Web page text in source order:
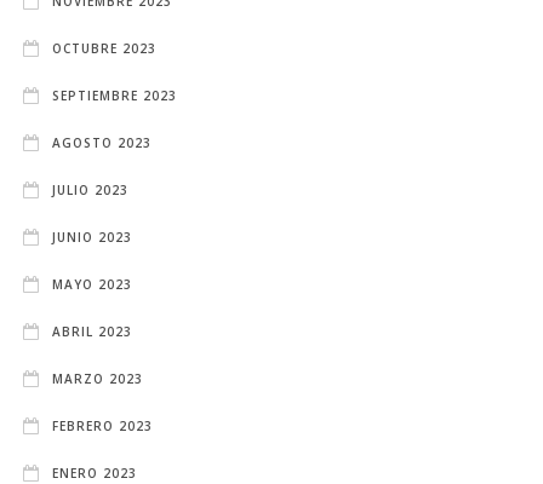
OCTUBRE 2023
SEPTIEMBRE 2023
AGOSTO 2023
JULIO 2023
JUNIO 2023
MAYO 2023
ABRIL 2023
MARZO 2023
FEBRERO 2023
ENERO 2023